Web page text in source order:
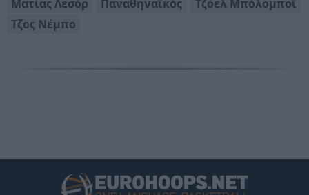
Ματίας Λεσόρ
Παναθηναΐκός
Τζόελ Μπόλομποϊ
Τζος Νέμπο